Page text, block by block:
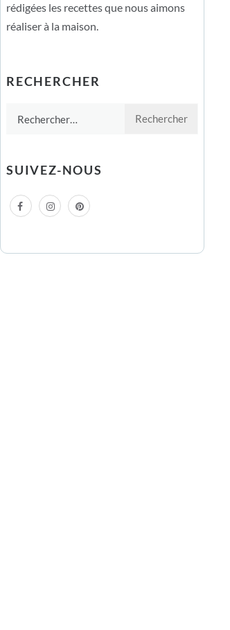
rédigées les recettes que nous aimons
réaliser à la maison.
RECHERCHER
SUIVEZ-NOUS